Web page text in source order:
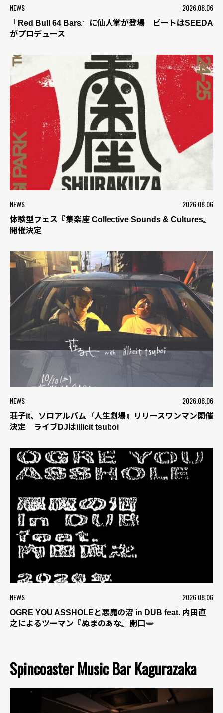
NEWS 2026.08.06
『Red Bull 64 Bars』に仙人掌が登場 ビートはSEEDA
がプロデュース
NEWS 2026.08.06
体験型フェス『集楽座 Collective Sounds & Cultures』
開催決定
NEWS 2026.08.06
荘子it、ソロアルバム『人生劇場』リリースワンマン開催
決定 ライブDJはillicit tsuboi
NEWS 2026.08.06
OGRE YOU ASSHOLEと悪魔の沼 in DUB feat. 内田直
之によるツーマン『ぬまのあな』開口
Spincoaster Music Bar Kagurazaka